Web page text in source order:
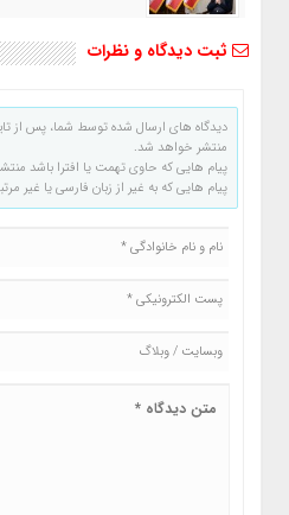
ثبت دیدگاه و نظرات
دیدگاه های ارسال شده توسط شما، پس از
منتشر خواهد شد.
پیام هایی که حاوی تهمت یا افترا باشد
پیام هایی که به غیر از زبان فارسی یا غیر